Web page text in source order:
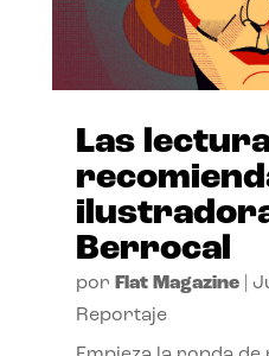
Las
Berrocal
por Flat Magazine|
Reportaje